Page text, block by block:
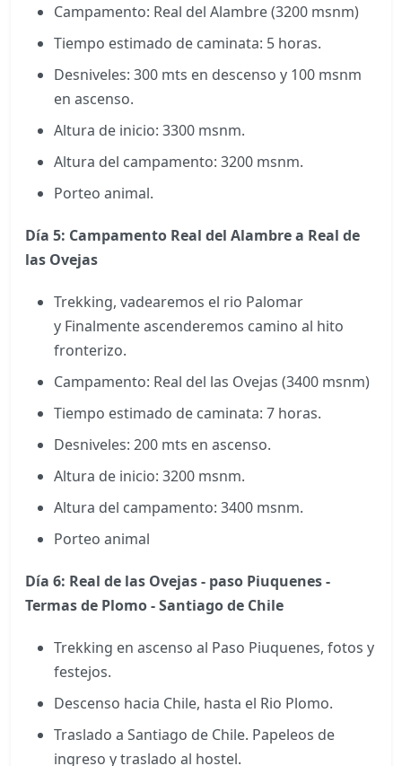
Campamento: Real del Alambre (3200 msnm)
Tiempo estimado de caminata: 5 horas.
Desniveles: 300 mts en descenso y 100 msnm
en ascenso.
Altura de inicio: 3300 msnm.
Altura del campamento: 3200 msnm.
Porteo animal.
Día 5: Campamento Real del Alambre a Real de
las Ovejas
Trekking, vadearemos el rio Palomar
y Finalmente ascenderemos camino al hito
fronterizo.
Campamento: Real del las Ovejas (3400 msnm)
Tiempo estimado de caminata: 7 horas.
Desniveles: 200 mts en ascenso.
Altura de inicio: 3200 msnm.
Altura del campamento: 3400 msnm.
Porteo animal
Día 6: Real de las Ovejas - paso Piuquenes -
Termas de Plomo - Santiago de Chile
Trekking en ascenso al Paso Piuquenes, fotos y
festejos.
Descenso hacia Chile, hasta el Rio Plomo.
Traslado a Santiago de Chile. Papeleos de
ingreso y traslado al hostel.